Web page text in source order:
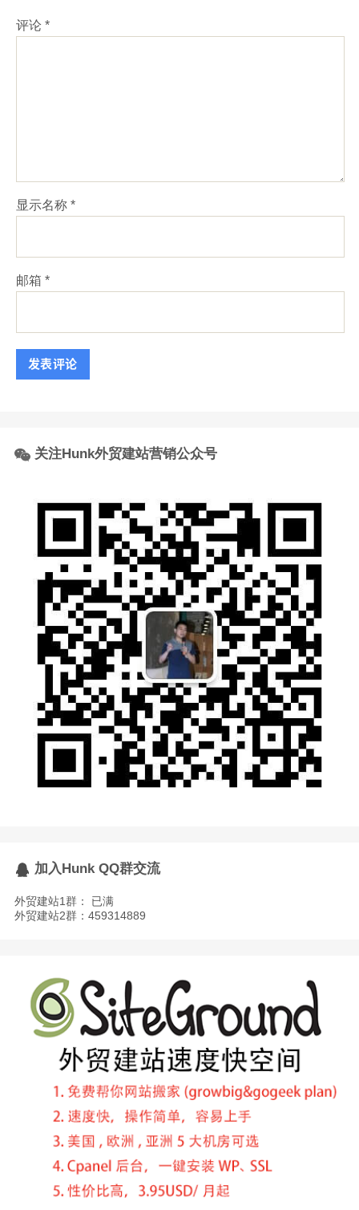
评论 *
显示名称 *
邮箱 *
关注Hunk外贸建站营销公众号
加入Hunk QQ群交流
外贸建站1群： 已满
外贸建站2群：459314889